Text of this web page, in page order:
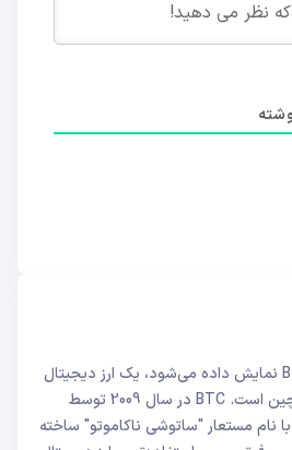
بیت کوین ، که با نماد BTC نمایش داده می‌شود، یک ارز دیجیتال
یا ارز مبتنی بر فناوری بلاکچین است. BTC در سال 2009 توسط
مستعار "ساتوشی ناکاموتو" ساخته